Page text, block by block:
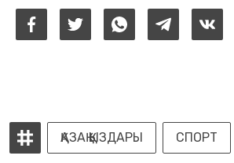
ҚАЗАҚ ҚЫЗДАРЫ СПОРТ